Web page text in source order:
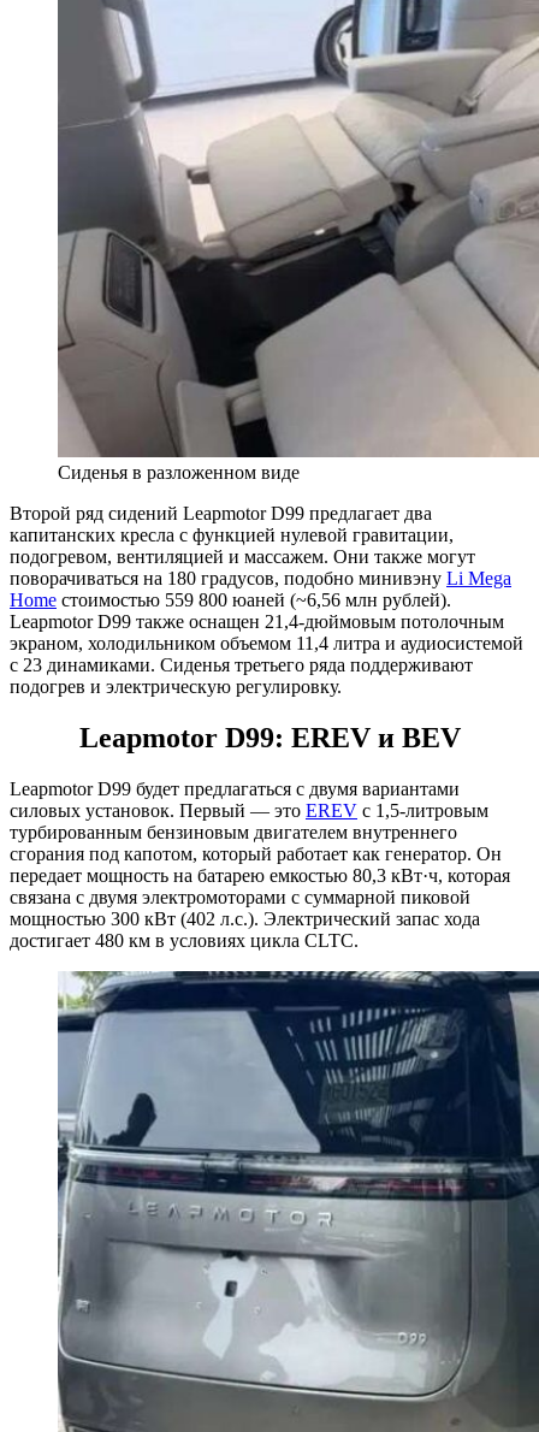
Сиденья в разложенном виде
Второй ряд сидений Leapmotor D99 предлагает два
капитанских кресла с функцией нулевой гравитации,
подогревом, вентиляцией и массажем. Они также могут
поворачиваться на 180 градусов, подобно минивэну Li Mega
Home стоимостью 559 800 юаней (~6,56 млн рублей).
Leapmotor D99 также оснащен 21,4-дюймовым потолочным
экраном, холодильником объемом 11,4 литра и аудиосистемой
с 23 динамиками. Сиденья третьего ряда поддерживают
подогрев и электрическую регулировку.
Leapmotor D99: EREV и BEV
Leapmotor D99 будет предлагаться с двумя вариантами
силовых установок. Первый — это EREV с 1,5-литровым
турбированным бензиновым двигателем внутреннего
сгорания под капотом, который работает как генератор. Он
передает мощность на батарею емкостью 80,3 кВт·ч, которая
связана с двумя электромоторами с суммарной пиковой
мощностью 300 кВт (402 л.с.). Электрический запас хода
достигает 480 км в условиях цикла CLTC.